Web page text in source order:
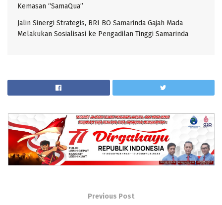
Kemasan “SamaQua”
Jalin Sinergi Strategis, BRI BO Samarinda Gajah Mada
Melakukan Sosialisasi ke Pengadilan Tinggi Samarinda
Previous Post